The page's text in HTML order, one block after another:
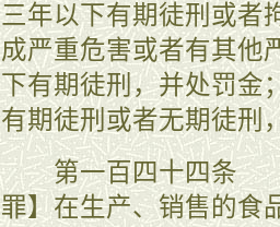
三年以下有期徒刑或者
成严重危害或者有其他
下有期徒刑，并处罚金
有期徒刑或者无期徒刑
第一百四十四条 【
罪】在生产、销售的食